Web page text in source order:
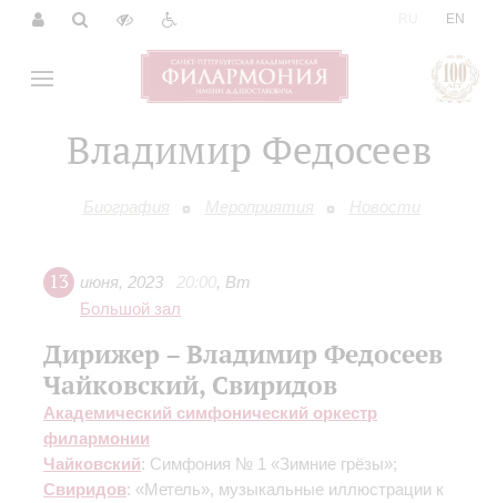
EN
Владимир Федосеев
Биография Мероприятия Новости
13 июня, 2023 20:00, Вт
Большой зал
Дирижер – Владимир Федосеев
Чайковский, Свиридов
Академический симфонический оркестр
филармонии
Чайковский: Симфония № 1 «Зимние грёзы»;
Свиридов: «Метель», музыкальные иллюстрации к